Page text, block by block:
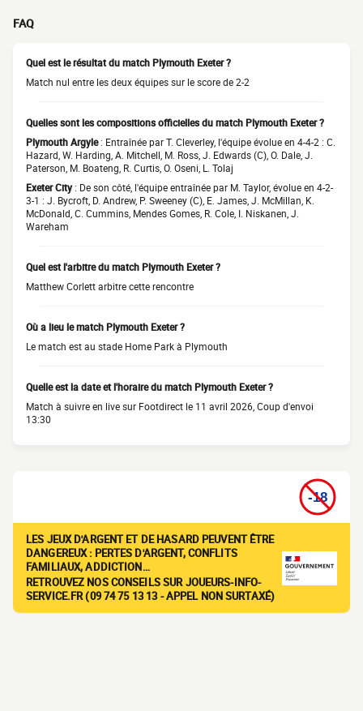
FAQ
Quel est le résultat du match Plymouth Exeter ?
Match nul entre les deux équipes sur le score de 2-2
Quelles sont les compositions officielles du match Plymouth Exeter ?
Plymouth Argyle: Entraînée par T. Cleverley, l'équipe évolue en 4-4-2 : C.
Hazard, W. Harding, A. Mitchell, M. Ross, J. Edwards (C), O. Dale, J.
Paterson, M. Boateng, R. Curtis, O. Oseni, L. Tolaj
Exeter City: De son côté, l'équipe entraînée par M. Taylor, évolue en 4-2-
3-1 : J. Bycroft, D. Andrew, P. Sweeney (C), E. James, J. McMillan, K.
McDonald, C. Cummins, Mendes Gomes, R. Cole, I. Niskanen, J.
Wareham
Quel est l'arbitre du match Plymouth Exeter ?
Matthew Corlett arbitre cette rencontre
Où a lieu le match Plymouth Exeter ?
Le match est au stade Home Park à Plymouth
Quelle est la date et l'horaire du match Plymouth Exeter ?
Match à suivre en live sur Footdirect le 11 avril 2026, Coup d'envoi
13:30
LES JEUX D'ARGENT ET DE HASARD PEUVENT ÊTRE
DANGEREUX : PERTES D'ARGENT, CONFLITS
FAMILIAUX, ADDICTION…
RETROUVEZ NOS CONSEILS SUR JOUEURS-INFO-
SERVICE.FR (09 74 75 13 13 - APPEL NON SURTAXÉ)